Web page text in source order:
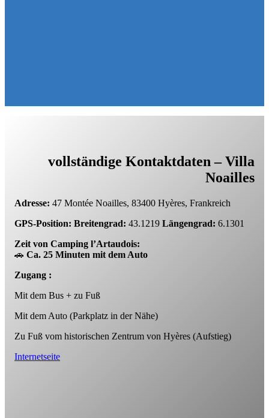
vollständige Kontaktdaten – Villa
Noailles
Adresse: 47 Montée Noailles, 83400 Hyères, Frankreich
GPS-Position: Breitengrad: 43.1219 Längengrad: 6.1301
Zeit von Camping l’Artaudois:
🚗 Ca. 25 Minuten mit dem Auto
Zugang :
Mit dem Bus + zu Fuß
Mit dem Auto (Parkplatz in der Nähe)
Zu Fuß vom historischen Zentrum von Hyères (Aufstieg)
Internetseite